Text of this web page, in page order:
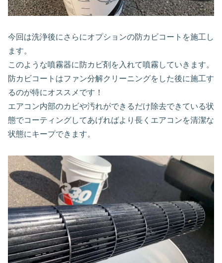
今回は洗浄後にさらにオプションの防カビコートを施工し
ます。
このような噴霧器に防カビ剤を入れて噴霧していきます。
防カビコートはファン分解クリーニングをした後に施工す
るのが特にオススメです！
エアコン内部のカビや汚れができるだけ除去できている状
態でコーティングしてあげればより長くエアコンを清潔な
状態にキープできます。